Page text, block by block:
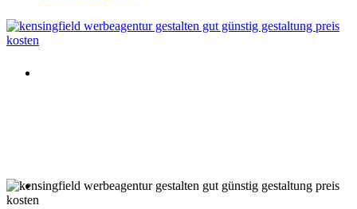
Beratung oder Rückruf anfordern